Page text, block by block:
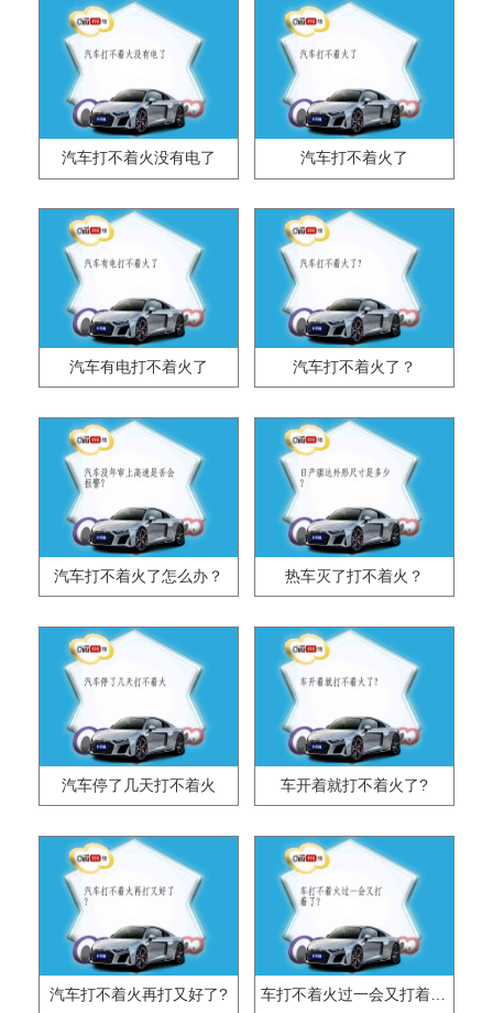
汽车打不着火没有电了 汽车打不着火了
汽车有电打不着火了 汽车打不着火了？
汽车打不着火了怎么办？ 热车灭了打不着火？
汽车停了几天打不着火 车开着就打不着火了?
汽车打不着火再打又好了? 车打不着火过一会又打着了?